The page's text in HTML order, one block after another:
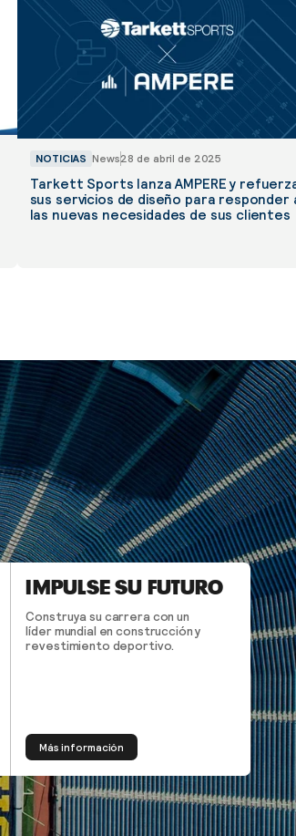
NOTICIAS News28 de abril de 2025
Tarkett Sports lanza AMPERE y
sus servicios de diseño para responder
las nuevas necesidades de sus clientes
IMPULSE SU FUTURO
Construya su carrera con un
líder mundial en construcción y
revestimiento deportivo.
Más información